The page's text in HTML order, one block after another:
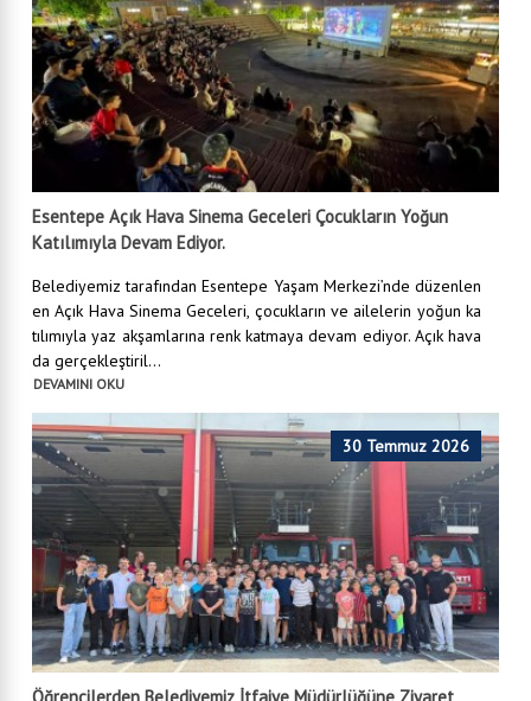
Esentepe Açık Hava Sinema Geceleri Çocukların Yoğun
Katılımıyla Devam Ediyor.
Belediyemiz tarafından Esentepe Yaşam Merkezi’nde düzenlen
en Açık Hava Sinema Geceleri, çocukların ve ailelerin yoğun ka
tılımıyla yaz akşamlarına renk katmaya devam ediyor. Açık hava
da gerçekleştiril...
DEVAMINI OKU
30 Temmuz 2026